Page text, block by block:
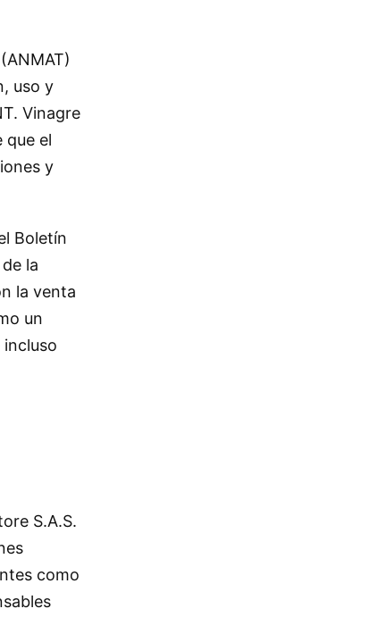
uso y
Vinagre
que el
y
Boletín
la
la venta
un
S.A.S.
como